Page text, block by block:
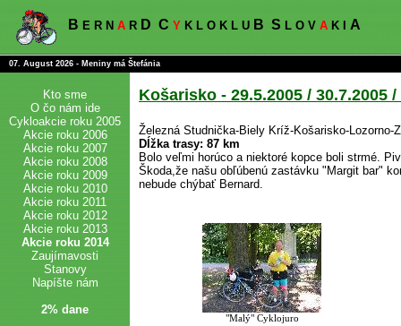
B E R N A R D C Y K L O K L U B S L O V A K I A
07. August 2026 - Meniny má Štefánia
Kto sme
O čo nám ide
Cykloakcie roku 2005
Akcie roku 2006
Akcie roku 2007
Akcie roku 2008
Akcie roku 2009
Akcie roku 2010
Akcie roku 2011
Akcie roku 2012
Akcie roku 2013
Akcie roku 2014
Zaujímavosti
Stanovy
Napíšte nám
2% dane
Košarisko - 29.5.2005 / 30.7.2005 /
Železná Studnička-Biely Kríž-Košarisko-Lozorno-
Dĺžka trasy: 87 km
Bolo veľmi horúco a niektoré kopce boli strmé.
Škoda,že našu obľúbenú zastávku "Margit bar"
nebude chýbať Bernard.
"Malý" Cyklojuro